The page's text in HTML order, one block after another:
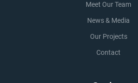
Meet Our Team
News & Media
Our Projects
Contact